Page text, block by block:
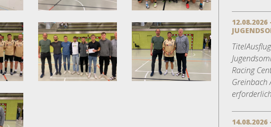
12.08.2026
TitelAusflug
Racing
Greinbach